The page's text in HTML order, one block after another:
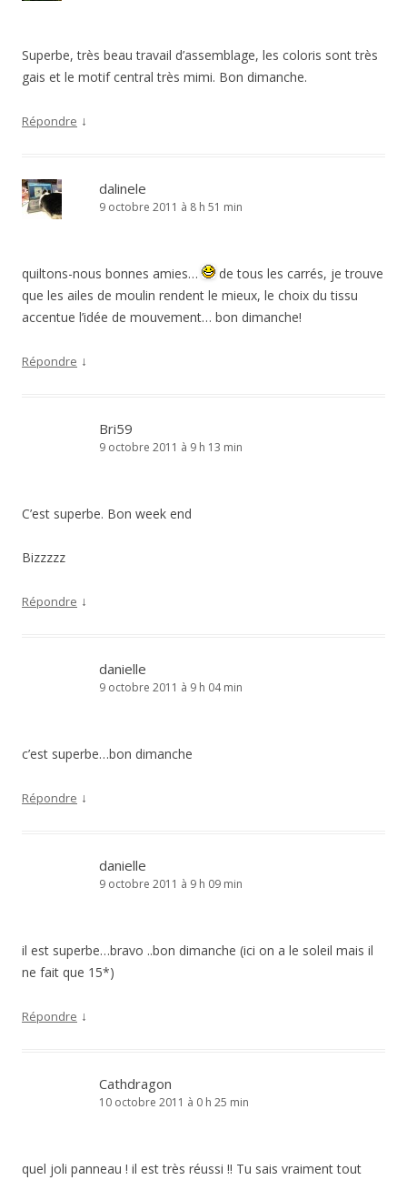
Superbe, très beau travail d’assemblage, les coloris sont très
gais et le motif central très mimi. Bon dimanche.
Répondre ↓
dalinele
9 octobre 2011 à 8 h 51 min
quiltons-nous bonnes amies…
de tous les carrés, je trouve
que les ailes de moulin rendent le mieux, le choix du tissu
accentue l’idée de mouvement… bon dimanche!
Répondre ↓
Bri59
9 octobre 2011 à 9 h 13 min
C’est superbe. Bon week end
Bizzzzz
Répondre ↓
danielle
9 octobre 2011 à 9 h 04 min
c’est superbe…bon dimanche
Répondre ↓
danielle
9 octobre 2011 à 9 h 09 min
il est superbe…bravo ..bon dimanche (ici on a le soleil mais il
ne fait que 15*)
Répondre ↓
Cathdragon
10 octobre 2011 à 0 h 25 min
quel joli panneau ! il est très réussi !! Tu sais vraiment tout